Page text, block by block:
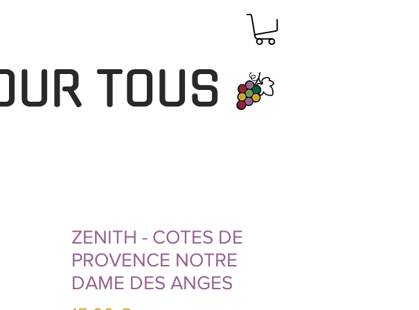
TOUS
ZENITH - COTES DE
PROVENCE NOTRE
DAME DES ANGES